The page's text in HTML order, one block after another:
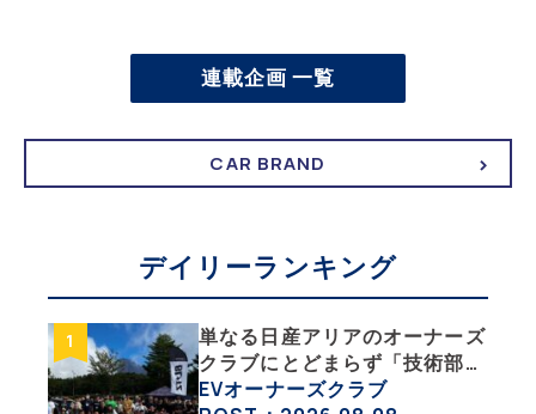
連載企画 一覧
CAR BRAND
デイリーランキング
単なる日産アリアのオーナーズ
クラブにとどまらず「技術部」
「バイク部」「釣り部」など多
EVオーナーズクラブ